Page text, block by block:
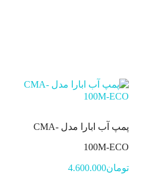
پمپ آب ابارا مدل CMA-
100M-ECO
تومان4.600.000